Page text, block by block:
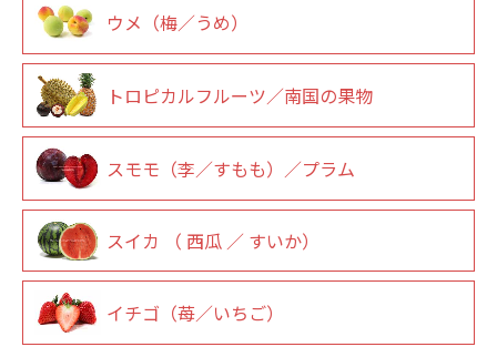
ウメ（梅／うめ）
トロピカルフルーツ／南国の果物
スモモ（李／すもも）／プラム
スイカ （ 西瓜 ／ すいか）
イチゴ（苺／いちご）